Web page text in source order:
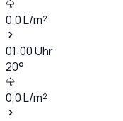
0,0L/m²
01:00Uhr
20°
0,0L/m²